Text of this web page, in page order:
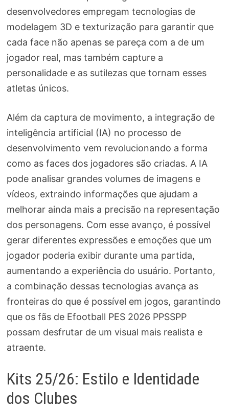
desenvolvedores empregam tecnologias de
modelagem 3D e texturização para garantir que
cada face não apenas se pareça com a de um
jogador real, mas também capture a
personalidade e as sutilezas que tornam esses
atletas únicos.
Além da captura de movimento, a integração de
inteligência artificial (IA) no processo de
desenvolvimento vem revolucionando a forma
como as faces dos jogadores são criadas. A IA
pode analisar grandes volumes de imagens e
vídeos, extraindo informações que ajudam a
melhorar ainda mais a precisão na representação
dos personagens. Com esse avanço, é possível
gerar diferentes expressões e emoções que um
jogador poderia exibir durante uma partida,
aumentando a experiência do usuário. Portanto,
a combinação dessas tecnologias avança as
fronteiras do que é possível em jogos, garantindo
que os fãs de Efootball PES 2026 PPSSPP
possam desfrutar de um visual mais realista e
atraente.
Kits 25/26: Estilo e Identidade
dos Clubes